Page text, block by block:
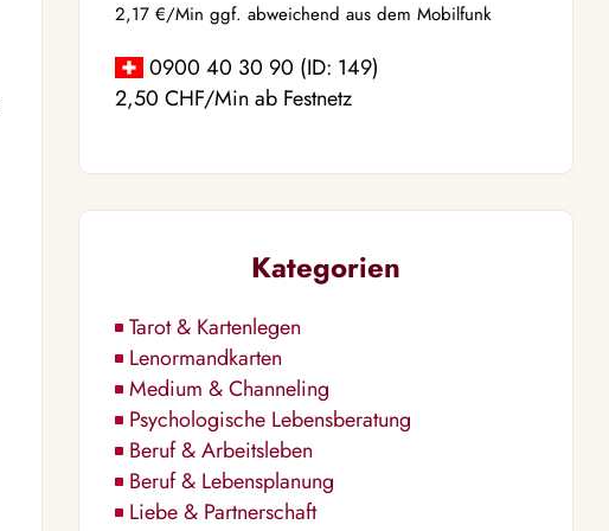
2,17 €/Min ggf. abweichend aus dem Mobilfunk
0900 40 30 90 (ID: 149)
2,50 CHF/Min ab Festnetz
Kategorien
Tarot & Kartenlegen
Lenormandkarten
Medium & Channeling
Psychologische Lebensberatung
Beruf & Arbeitsleben
Beruf & Lebensplanung
Liebe & Partnerschaft